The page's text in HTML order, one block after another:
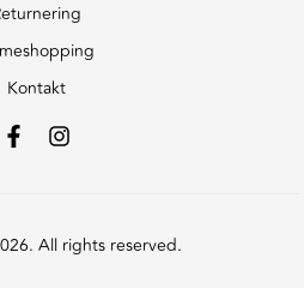
Kontakt
All rights reserved.